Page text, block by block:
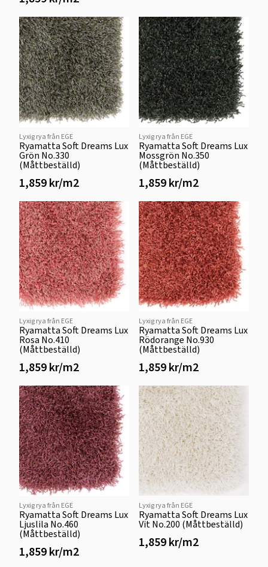
Lyxig rya från EGE
Ryamatta Soft Dreams Lux
Grön No.330
(Måttbeställd)
1,859 kr/m2
Lyxig rya från EGE
Ryamatta Soft Dreams Lux
Mossgrön No.350
(Måttbeställd)
1,859 kr/m2
Lyxig rya från EGE
Ryamatta Soft Dreams Lux
Rosa No.410
(Måttbeställd)
1,859 kr/m2
Lyxig rya från EGE
Ryamatta Soft Dreams Lux
Rödorange No.930
(Måttbeställd)
1,859 kr/m2
Lyxig rya från EGE
Ryamatta Soft Dreams Lux
Ljuslila No.460
(Måttbeställd)
1,859 kr/m2
Lyxig rya från EGE
Ryamatta Soft Dreams Lux
Vit No.200 (Måttbeställd)
1,859 kr/m2